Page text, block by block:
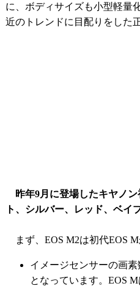
に、ボディサイズも小型軽量
近のトレンドに目配りをした
昨年9月に登場したキヤノン
ト、シルバー、レッド、ベイ
まず、EOS M2は初代EOS
イメージセンサーの画
となっています。EOS M